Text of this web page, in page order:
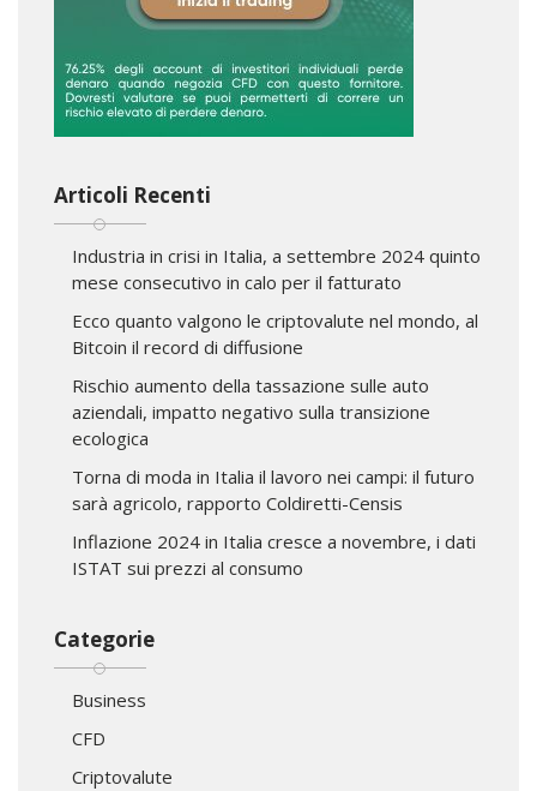
Articoli Recenti
Industria in crisi in Italia, a settembre 2024 quinto
mese consecutivo in calo per il fatturato
Ecco quanto valgono le criptovalute nel mondo, al
Bitcoin il record di diffusione
Rischio aumento della tassazione sulle auto
aziendali, impatto negativo sulla transizione
ecologica
Torna di moda in Italia il lavoro nei campi: il futuro
sarà agricolo, rapporto Coldiretti-Censis
Inflazione 2024 in Italia cresce a novembre, i dati
ISTAT sui prezzi al consumo
Categorie
Business
CFD
Criptovalute